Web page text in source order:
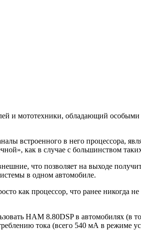
и мототехники, обладающий
встроенного в него процессора,
как в случае с большинством
что позволяет на выходе
в одном автомобиле.
как процессор, что ранее никогда
HAM 8.80DSP в автомобилях
тока (всего 540 мА в режиме